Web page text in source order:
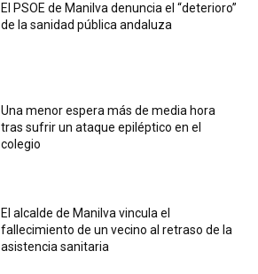
El PSOE de Manilva denuncia el “deterioro”
de la sanidad pública andaluza
Una menor espera más de media hora
tras sufrir un ataque epiléptico en el
colegio
El alcalde de Manilva vincula el
fallecimiento de un vecino al retraso de la
asistencia sanitaria